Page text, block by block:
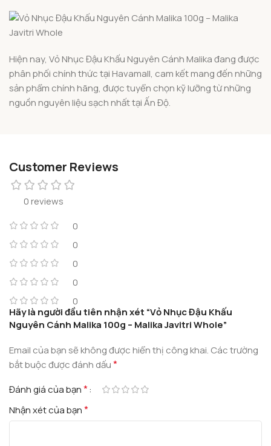
Hiện nay, Vỏ Nhục Đậu Khấu Nguyên Cánh Malika đang được
phân phối chính thức tại Havamall, cam kết mang đến những
sản phẩm chính hãng, được tuyển chọn kỹ lưỡng từ những
nguồn nguyên liệu sạch nhất tại Ấn Độ.
Customer Reviews
0 reviews
0
0
0
0
0
Hãy là người đầu tiên nhận xét “Vỏ Nhục Đậu Khấu
Nguyên Cánh Malika 100g – Malika Javitri Whole”
Email của bạn sẽ không được hiển thị công khai. Các trường
bắt buộc được đánh dấu*
Đánh giá của bạn*
Nhận xét của bạn*